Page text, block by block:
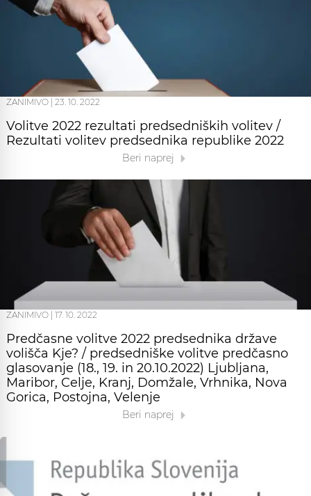
ZANIMIVO | 23. 10. 2022
Volitve 2022 rezultati predsedniških volitev /
Rezultati volitev predsednika republike 2022
Beri naprej
ZANIMIVO 17. 10. 2022
Predčasne volitve 2022 predsednika države
volišča Kje? / predsedniške volitve predčasno
glasovanje (18., 19. in 20.10.2022) Ljubljana,
Maribor, Celje, Kranj, Domžale, Vrhnika, Nova
Gorica, Postojna, Velenje
Beri naprej